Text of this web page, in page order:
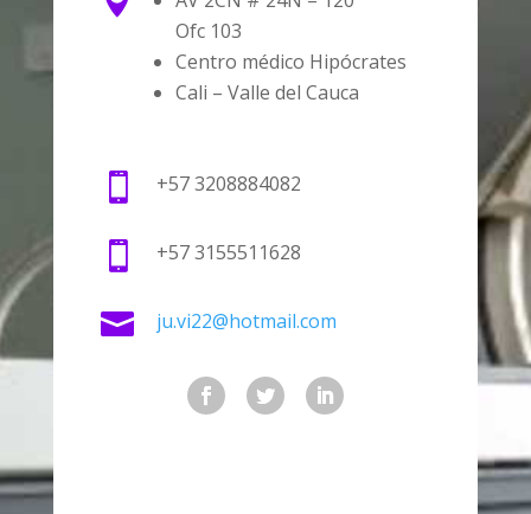
Ofc 103
Centro médico Hipócrates
Cali – Valle del Cauca
 +573208884082
 +573155511628
 ju.vi22@hotmail.com